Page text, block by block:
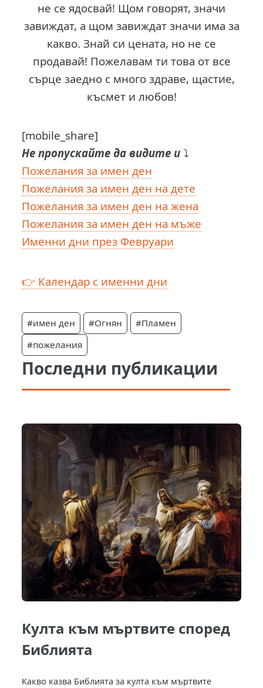
не се ядосвай! Щом говорят, значи
завиждат, а щом завиждат значи има за
какво. Знай си цената, но не се
продавай! Пожелавам ти това от все
сърце заедно с много здраве, щастие,
късмет и любов!
[mobile_share]
Не пропускайте да видите и ⤵️
Пожелания за имен ден
Пожелания за имен ден на дете
Пожелания за имен ден на жена
Пожелания за имен ден на мъже
Именни дни през Февруари
👉 Календар с именни дни
#имен ден #Огнян
#Пламен
#пожелания
Последни публикации
Култа към мъртвите според
Библията
Какво казва Библията за култа към мъртвите